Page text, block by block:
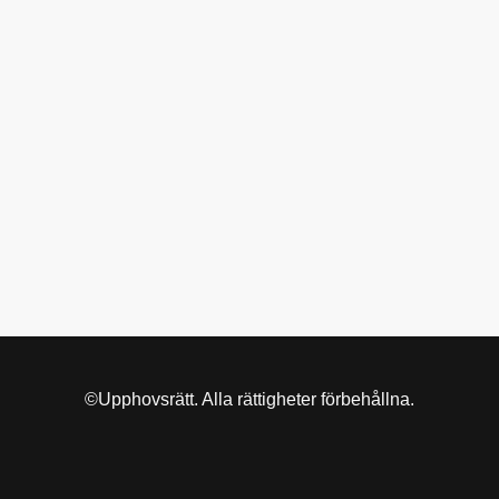
©Upphovsrätt. Alla rättigheter förbehållna.